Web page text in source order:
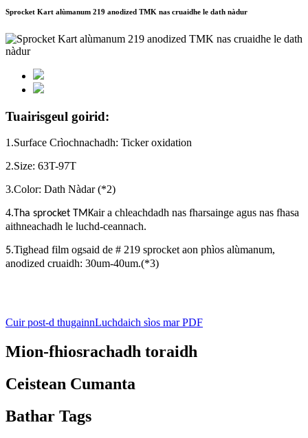
Sprocket Kart alùmanum 219 anodized TMK nas cruaidhe le dath nàdur
Tuairisgeul goirid:
1.Surface Crìochnachadh: Ticker oxidation
2.Size: 63T-97T
3.Color: Dath Nàdar (*2)
4.Tha sprocket TMKair a chleachdadh nas fharsainge agus nas fhasa
aithneachadh le luchd-ceannach.
5.Tighead film ogsaid de # 219 sprocket aon phìos alùmanum,
anodized cruaidh: 30um-40um.(*3)
Cuir post-d thugainnLuchdaich sìos mar PDF
Mion-fhiosrachadh toraidh
Ceistean Cumanta
Bathar Tags